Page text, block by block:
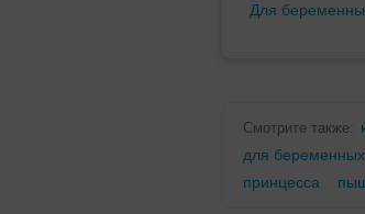
Для
Смотрите также:
для беременных
принцесса